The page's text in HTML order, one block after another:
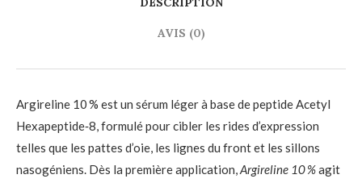
AVIS (0)
Argireline 10 % est un sérum léger à base de peptide Acetyl
Hexapeptide‑8, formulé pour cibler les rides d’expression
telles que les pattes d’oie, les lignes du front et les sillons
nasogéniens. Dès la première application,Argireline 10 %agit